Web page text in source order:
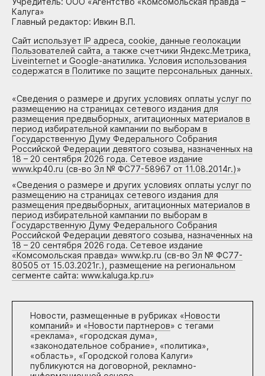
Калуга»
Главный редактор: Ивкин В.П.
Сайт использует IP адреса, cookie, данные геолокации
Пользователей сайта, а также счетчики Яндекс.Метрика,
Liveinternet и Google-анатилика. Условия использования
содержатся в Политике по защите персональных данных.
«Сведения о размере и других условиях оплаты услуг по
размещению на страницах сетевого издания для
размещения предвыборных, агитационных материалов в
период избирательной кампании по выборам в
Государственную Думу Федерального Собрания
Российской Федерации девятого созыва, назначенных на
18 – 20 сентября 2026 года. Сетевое издание
www.kp40.ru (св-во Эл № ФС77-58967 от 11.08.2014г.)»
«Сведения о размере и других условиях оплаты услуг по
размещению на страницах сетевого издания для
размещения предвыборных, агитационных материалов в
период избирательной кампании по выборам в
Государственную Думу Федерального Собрания
Российской Федерации девятого созыва, назначенных на
18 – 20 сентября 2026 года. Сетевое издание
«Комсомольская правда» www.kp.ru (св-во Эл № ФС77-
80505 от 15.03.2021г.), размещение на региональном
сегменте сайта: www.kaluga.kp.ru»
Новости, размещенные в рубриках «Новости
компаний» и «Новости партнеров» с тегами
«реклама», «городская дума»,
«законодательное собрание», «политика»,
«область», «Городской голова Калуги»
публикуются на договорной, рекламно-